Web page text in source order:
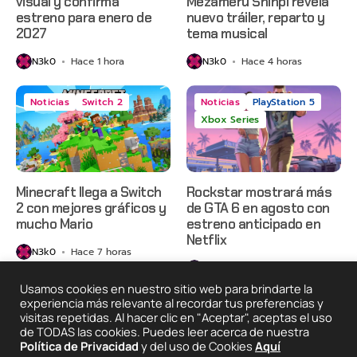
estreno para enero de
2027
N3k0 Hace 1 hora
nuevo tráiler, reparto y
tema musical
N3k0 Hace 4 horas
Noticias Switch 2
Minecraft llega a Switch
2 con mejores gráficos y
mucho Mario
N3k0 Hace 7 horas
Noticias
PlayStation 5
Xbox Series
Rockstar mostrará más
de GTA 6 en agosto con
estreno anticipado en
Netflix
2025 © Degeneraciónx.com | Anime, Games & Nothing
Else
Usamos cookies en nuestro sitio web para brindarte la
experiencia más relevante al recordar tus preferencias y
visitas repetidas. Al hacer clic en "Aceptar", aceptas el uso
de TODAS las cookies. Puedes leer acerca de nuestra
Política de Privacidad y del uso de Cookies Aquí